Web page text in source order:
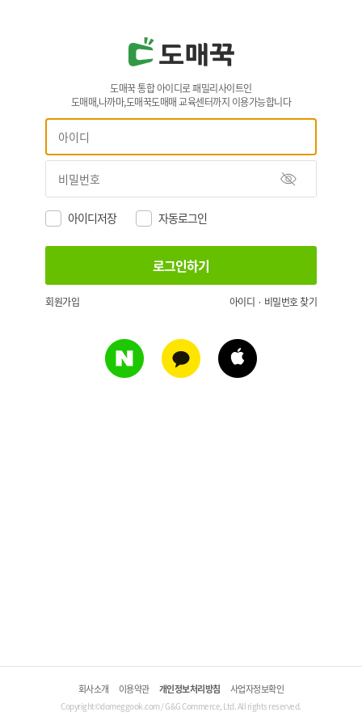
도매꾹 통합 아이디로 패밀리사이트인
도매매,나까마,도매꾹도매매 교육센터까지 이용가능합니다
아이디저장 자동로그인
회원가입 아이디 · 비밀번호 찾기
회사소개 이용약관 개인정보처리방침 사업자정보확인
Copyright©domeggook.com / G&G Commerce, Ltd. All rights reserved.